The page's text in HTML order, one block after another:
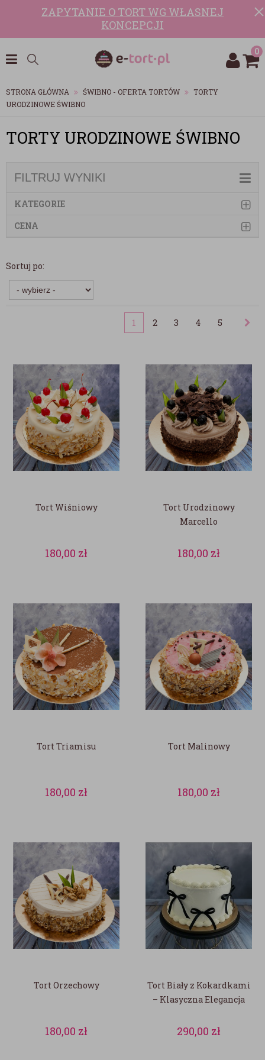
ZAPYTANIE O TORT WG WŁASNEJ
KONCEPCJI
0
STRONA GŁÓWNA ŚWIBNO - OFERTA TORTÓW
TORTY
URODZINOWE ŚWIBNO
TORTY URODZINOWE ŚWIBNO
FILTRUJ WYNIKI
KATEGORIE
CENA
Sortuj po:
1 2 3 4 5
Tort Wiśniowy
180,00 zł
Tort Urodzinowy
Marcello
180,00 zł
Tort Triamisu
180,00 zł
Tort Malinowy
180,00 zł
Tort Orzechowy
180,00 zł
Tort Biały z Kokardkami
– Klasyczna Elegancja
290,00 zł